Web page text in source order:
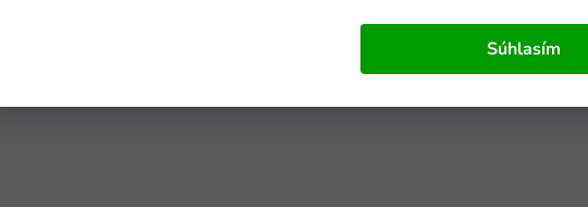
Súhlasím